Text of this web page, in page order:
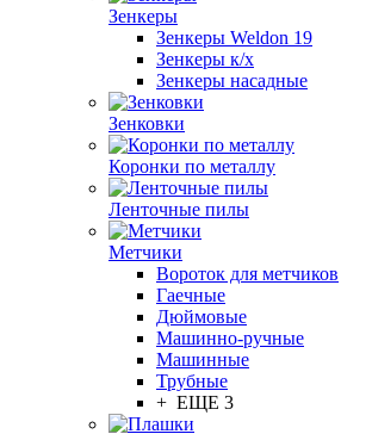
Зенкеры
Зенкеры Weldon 19
Зенкеры к/х
Зенкеры насадные
Зенковки
Коронки по металлу
Ленточные пилы
Метчики
Вороток для метчиков
Гаечные
Дюймовые
Машинно-ручные
Машинные
Трубные
+ ЕЩЕ 3